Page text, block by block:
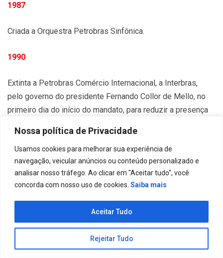
Nossa política de Privacidade
Usamos cookies para melhorar sua experiência de
navegação, veicular anúncios ou conteúdo personalizado e
analisar nosso tráfego. Ao clicar em "Aceitar tudo", você
concorda com nosso uso de cookies. Saiba mais
Rejeitar Tudo
Aceitar Tudo
1987
Criada a Orquestra Petrobras Sinfônica.
1990
Extinta a Petrobras Comércio Internacional, a Interbras,
pelo governo do presidente Fernando Collor de Mello, no
primeiro dia do início do mandato, para reduzir a presença
1991 e 1992
Petrobras recebe os prêmios Distinguished Achievement
da Offshore Technology Conference, pela contribuição ao
avanço na tecnologia de exploração em águas profundas.
1994